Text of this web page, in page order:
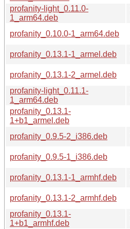
profanity-light_0.11.0-
1_arm64.deb
profanity_0.10.0-1_arm64.deb
profanity_0.13.1-1_armel.deb
profanity_0.13.1-2_armel.deb
profanity-light_0.11.1-
1_arm64.deb
profanity_0.13.1-
1+b1_armel.deb
profanity_0.9.5-2_i386.deb
profanity_0.9.5-1_i386.deb
profanity_0.13.1-1_armhf.deb
profanity_0.13.1-2_armhf.deb
profanity_0.13.1-
1+b1_armhf.deb